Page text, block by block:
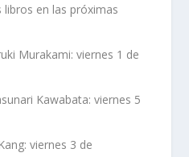
en las próximas
Murakami: viernes 1 de
Kawabata: viernes 5
viernes 3 de